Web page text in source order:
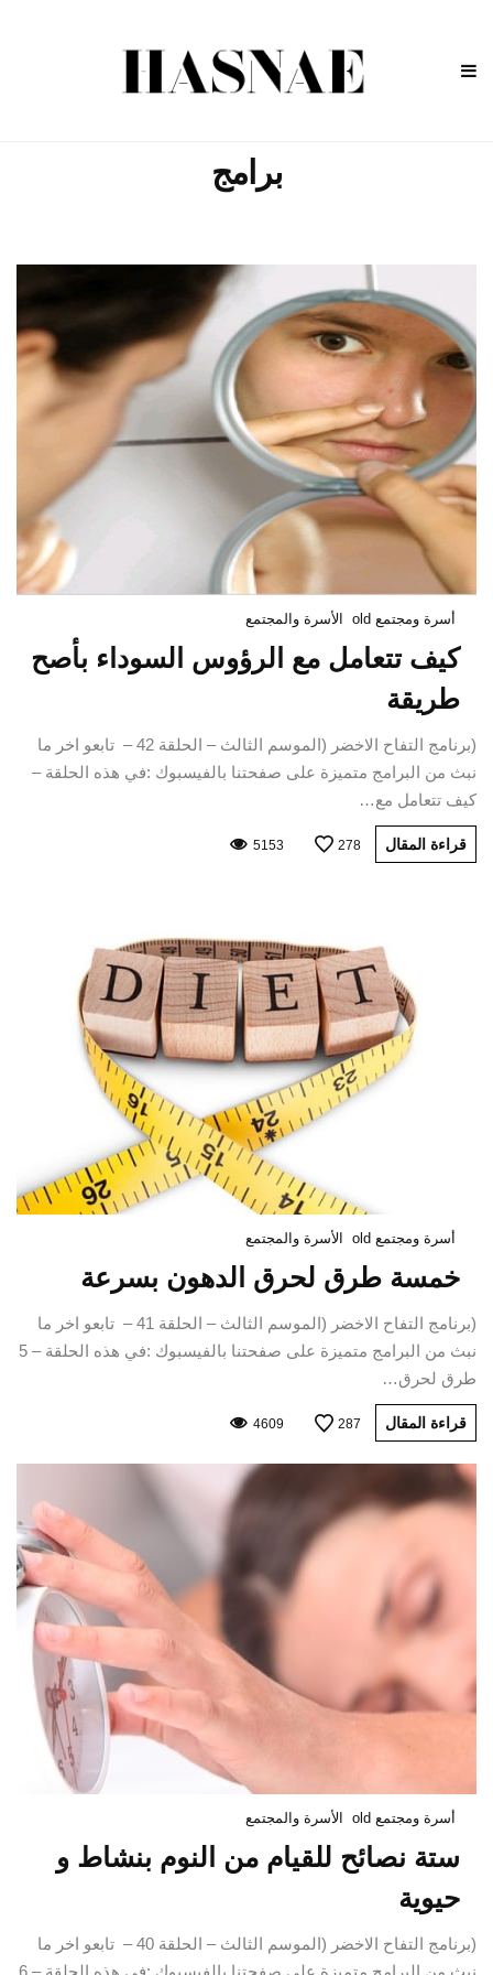
برامج
أسرة ومجتمع old الأسرة والمجتمع
كيف تتعامل مع الرؤوس السوداء بأصح
طريقة
(برنامج التفاح الاخضر (الموسم الثالث – الحلقة 42 – تابعو اخر ما
نبث من البرامج متميزة على صفحتنا بالفيسبوك :في هذه الحلقة –
كيف تتعامل مع…
قراءة المقال 278
5153
أسرة ومجتمع old الأسرة والمجتمع
خمسة طرق لحرق الدهون بسرعة
(برنامج التفاح الاخضر (الموسم الثالث – الحلقة 41 – تابعو اخر ما
نبث من البرامج متميزة على صفحتنا بالفيسبوك :في هذه الحلقة – 5
طرق لحرق…
قراءة المقال 287
4609
أسرة ومجتمع old الأسرة والمجتمع
ستة نصائح للقيام من النوم بنشاط و
حيوية
(برنامج التفاح الاخضر (الموسم الثالث – الحلقة 40 – تابعو اخر ما
نبث من البرامج متميزة على صفحتنا بالفيسبوك :في هذه الحلقة – 6